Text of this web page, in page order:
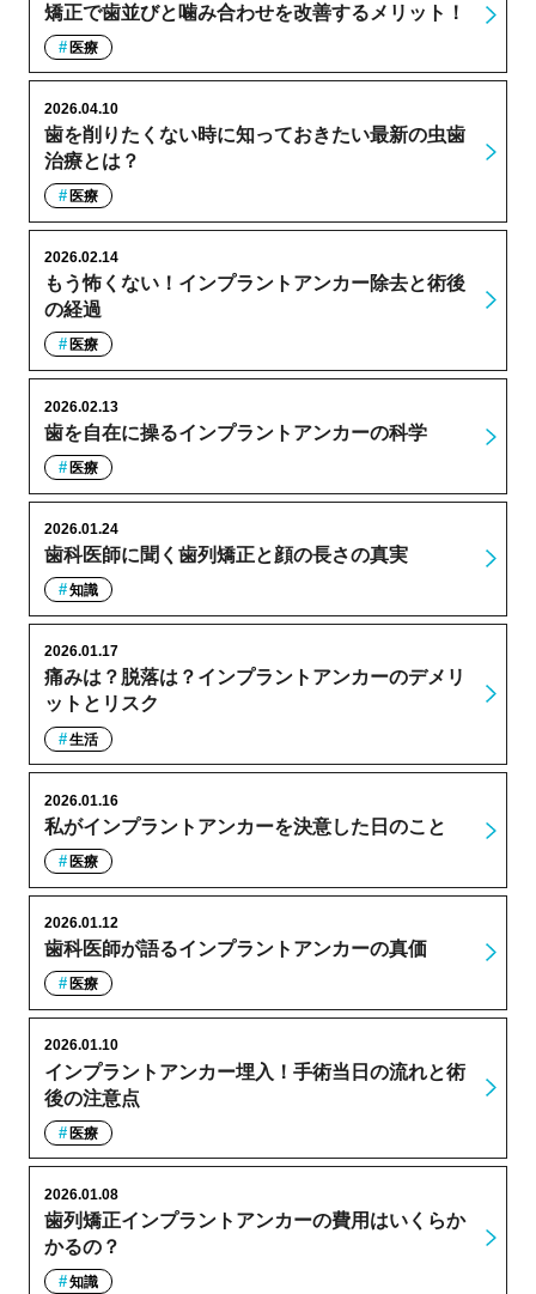
矯正で歯並びと噛み合わせを改善するメリット！
医療
歯を削りたくない時に知っておきたい最新の虫歯
治療とは？
2026.04.10
医療
もう怖くない！インプラントアンカー除去と術後
の経過
2026.02.14
医療
歯を自在に操るインプラントアンカーの科学
2026.02.13
医療
歯科医師に聞く歯列矯正と顔の長さの真実
2026.01.24
知識
痛みは？脱落は？インプラントアンカーのデメリ
ットとリスク
2026.01.17
生活
私がインプラントアンカーを決意した日のこと
2026.01.16
医療
歯科医師が語るインプラントアンカーの真価
2026.01.12
医療
インプラントアンカー埋入！手術当日の流れと術
後の注意点
2026.01.10
医療
歯列矯正インプラントアンカーの費用はいくらか
かるの？
2026.01.08
知識